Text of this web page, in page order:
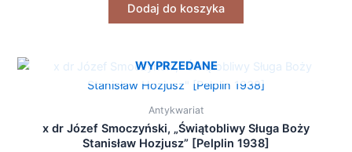
Dodaj do koszyka
WYPRZEDANE
Antykwariat
x dr Józef Smoczyński, „Świątobliwy Sługa Boży
Stanisław Hozjusz” [Pelplin 1938]